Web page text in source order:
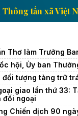
tế của Thông
Thơ làm Trưởng
hội, Ủy ban
đối tượng tàng trữ
giao lần thứ 33:
đối ngoại
Chiến dịch 90